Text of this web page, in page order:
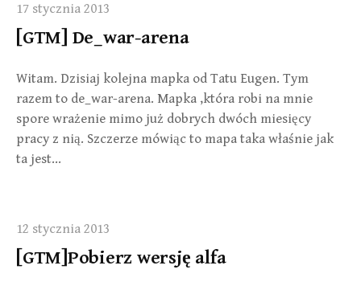
17 stycznia 2013
[GTM] De_war-arena
Witam. Dzisiaj kolejna mapka od Tatu Eugen. Tym
razem to de_war-arena. Mapka ,która robi na mnie
spore wrażenie mimo już dobrych dwóch miesięcy
pracy z nią. Szczerze mówiąc to mapa taka właśnie jak
ta jest…
12 stycznia 2013
[GTM]Pobierz wersję alfa